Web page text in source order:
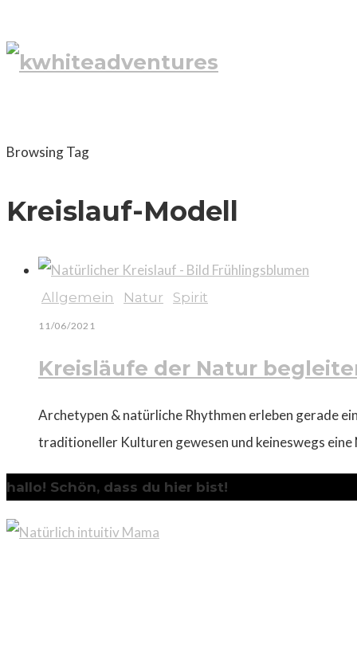
Browsing Tag
Kreislauf-Modell
Allgemein Natur Spirit
11/06/2021
Kreisläufe der Natur
Archetypen & natürliche Rhythmen erleben gerade
traditioneller Kulturen gewesen und keineswegs
hallo! Schön, dass du hier bist!